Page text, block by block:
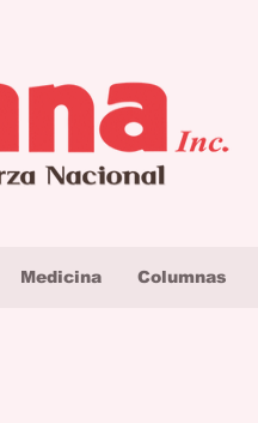
Medicina Columnas